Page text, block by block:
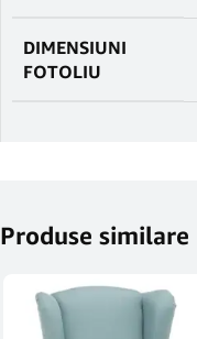
DIMENSIUNI
FOTOLIU
Produse similare